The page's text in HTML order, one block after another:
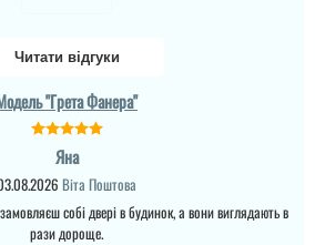
Читати відгуки
"Грета Фанера"
Яна
Віта Поштова
собі двері в будинок, а вони виглядають в
рази дороще.